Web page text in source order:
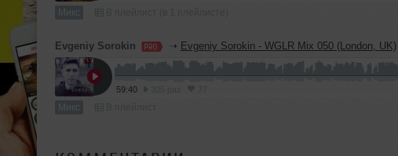
Микс
Evgeniy Sorokin ➝ Evgeniy Sorokin - WGLR Mix 050 (London, UK)
59:40
Микс